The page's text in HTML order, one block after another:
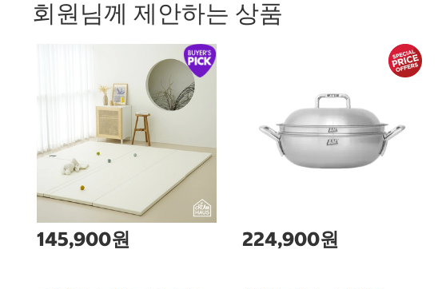
회원님께 제안하는 상품
145,900원 224,900원